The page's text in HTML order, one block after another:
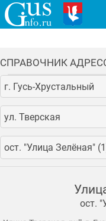
СПРАВОЧНИК
г. Гусь-Хрустальный
ул. Тверская
ост. "Улица Зелёная"
ост.